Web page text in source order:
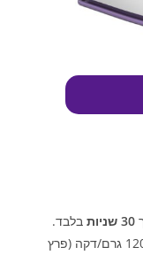
30 שניות
בלבד.
תפוקת אדים חזקה של 120 גרם/דקה (פרץ